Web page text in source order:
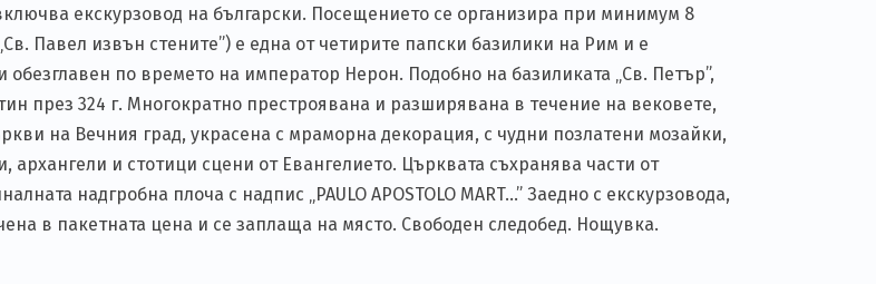
екскурзовод на български. Посещението се организира при минимум 8
Павел извън стените”) е една от четирите папски базилики на Рим и е
по времето на император Нерон. Подобно на базиликата „Св. Петър”,
през 324 г. Многократно престроявана и разширявана в течение на вековете,
на Вечния град, украсена с мраморна декорация, с чудни позлатени мозайки,
и стотици сцени от Евангелието. Църквата съхранява части от
надгробна плоча с надпис „PAULO APOSTOLO MART…” Заедно с екскурзовода,
в пакетната цена и се заплаща на място. Свободен следобед. Нощувка.